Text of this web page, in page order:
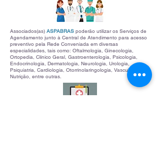
Associados(as) ASPABRAS poderão utilizar os Serviços de
Agendamento junto à Central de Atendimento para acesso
preventivo pela Rede Conveniada em diversas
especialidades, tais como: Oftalmologia, Ginecologia,
Ortopedia, Clínico Geral, Gastroenterologia, Psicologia,
Endocrinologia, Dermatologia, Neurologia, Urologia,
Psiquiatria, Cardiologia, Otorrinolaringologia, Vascular,
Nutrição, entre outras.